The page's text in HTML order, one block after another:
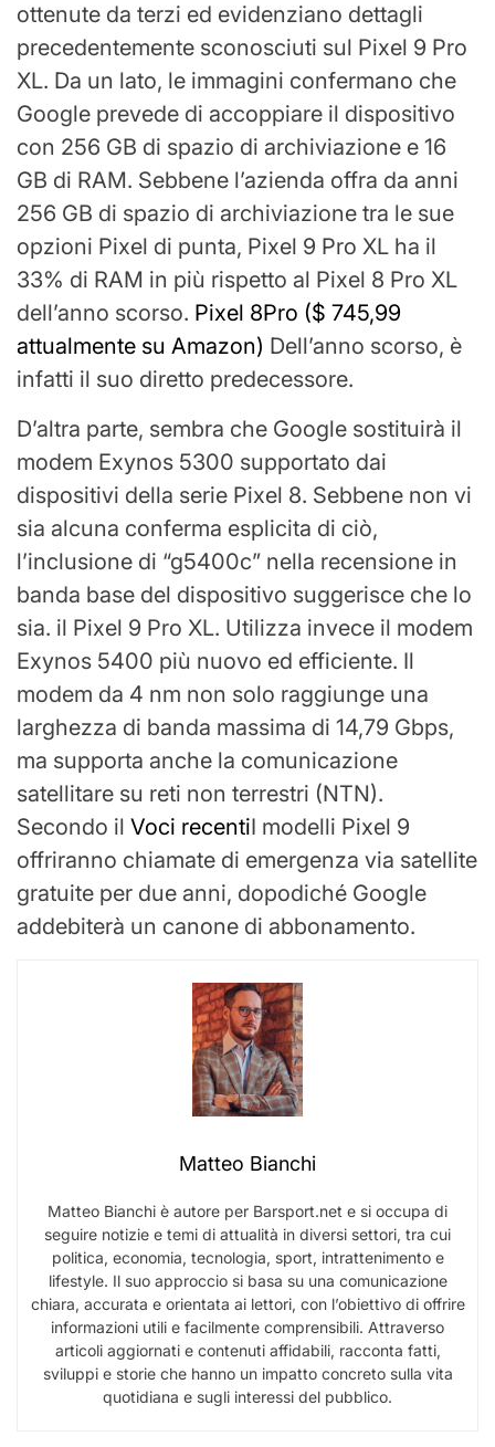
ottenute da terzi ed evidenziano dettagli
precedentemente sconosciuti sul Pixel 9 Pro
XL. Da un lato, le immagini confermano che
Google prevede di accoppiare il dispositivo
con 256 GB di spazio di archiviazione e 16
GB di RAM. Sebbene l’azienda offra da anni
256 GB di spazio di archiviazione tra le sue
opzioni Pixel di punta, Pixel 9 Pro XL ha il
33% di RAM in più rispetto al Pixel 8 Pro XL
dell’anno scorso. Pixel 8Pro ($ 745,99
attualmente su Amazon) Dell’anno scorso, è
infatti il ​​suo diretto predecessore.
D’altra parte, sembra che Google sostituirà il
modem Exynos 5300 supportato dai
dispositivi della serie Pixel 8. Sebbene non vi
sia alcuna conferma esplicita di ciò,
l’inclusione di “g5400c” nella recensione in
banda base del dispositivo suggerisce che lo
sia. il Pixel 9 Pro XL. Utilizza invece il modem
Exynos 5400 più nuovo ed efficiente. Il
modem da 4 nm non solo raggiunge una
larghezza di banda massima di 14,79 Gbps,
ma supporta anche la comunicazione
satellitare su reti non terrestri (NTN).
Secondo il Voci recentiI modelli Pixel 9
offriranno chiamate di emergenza via satellite
gratuite per due anni, dopodiché Google
addebiterà un canone di abbonamento.
Matteo Bianchi
Matteo Bianchi è autore per Barsport.net e si occupa di
seguire notizie e temi di attualità in diversi settori, tra cui
politica, economia, tecnologia, sport, intrattenimento e
lifestyle. Il suo approccio si basa su una comunicazione
chiara, accurata e orientata ai lettori, con l’obiettivo di offrire
informazioni utili e facilmente comprensibili. Attraverso
articoli aggiornati e contenuti affidabili, racconta fatti,
sviluppi e storie che hanno un impatto concreto sulla vita
quotidiana e sugli interessi del pubblico.